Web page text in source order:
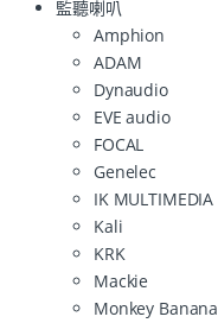
監聽喇叭
Amphion
ADAM
Dynaudio
EVE audio
FOCAL
Genelec
IK MULTIMEDIA
Kali
KRK
Mackie
Monkey Banana